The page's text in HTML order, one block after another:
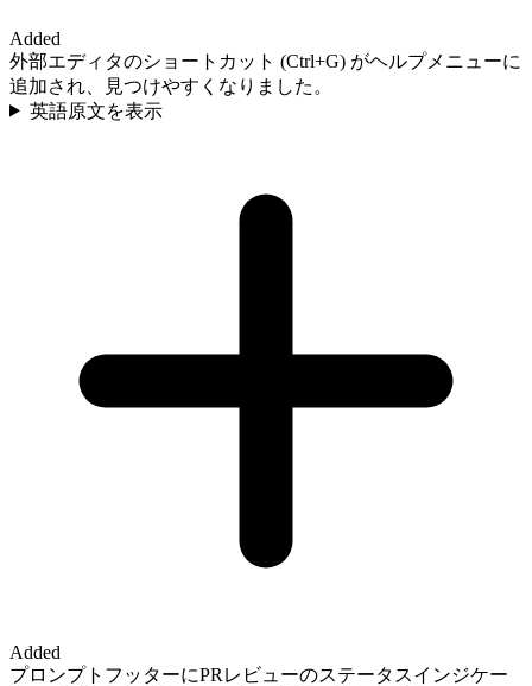
Added
外部エディタのショートカット (Ctrl+G) がヘルプメニューに
追加され、見つけやすくなりました。
英語原文を表示
Added
プロンプトフッターにPRレビューのステータスインジケー